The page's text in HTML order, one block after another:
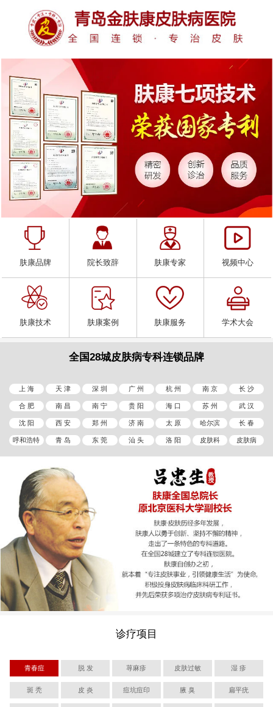
肤康品牌 院长致辞 肤康专家 视频中心
肤康技术 肤康案例 肤康服务 学术大会
全国28城皮肤病专科连锁品牌
上 海 天 津 深 圳 广 州 杭 州 南 京 长 沙
合 肥 南 昌 南 宁 贵 阳 海 口 苏 州 武 汉
沈 阳 西 安 郑 州 济 南 太 原 哈尔滨 长 春
呼和浩特 青 岛 东 莞 汕 头 洛 阳 皮肤科 皮肤病
诊疗项目
青春痘 脱 发 荨麻疹 皮肤过敏 湿 疹
斑 秃 皮 炎 痘坑痘印 腋 臭 扁平疣